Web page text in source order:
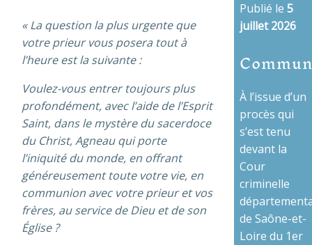
« La question la plus urgente que
votre prieur vous posera tout à
l’heure est la suivante :
Voulez-vous entrer toujours plus
profondément, avec l’aide de l’Esprit
Saint, dans le mystère du sacerdoce
du Christ, Agneau qui porte
l’iniquité du monde, en offrant
généreusement toute votre vie, en
communion avec votre prieur et vos
frères, au service de Dieu et de son
Église ?
Publié le 5
juillet 2026
À l’issue d’un
procès qui
s’est tenu
devant la
Cour
criminelle
de Saône-et-
Loire du 1er